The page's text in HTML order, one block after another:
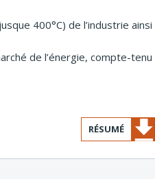
400°C) de l’industrie ainsi
de l’énergie, compte-tenu
RÉSUMÉ